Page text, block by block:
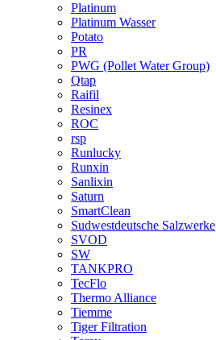
Platinum
Platinum Wasser
Potato
PR
PWG (Pollet Water Group)
Qtap
Raifil
Resinex
ROC
rsp
Runlucky
Runxin
Sanlixin
Saturn
SmartClean
Sudwestdeutsche Salzwerke
SVOD
SW
TANKPRO
TecFlo
Thermo Alliance
Tiemme
Tiger Filtration